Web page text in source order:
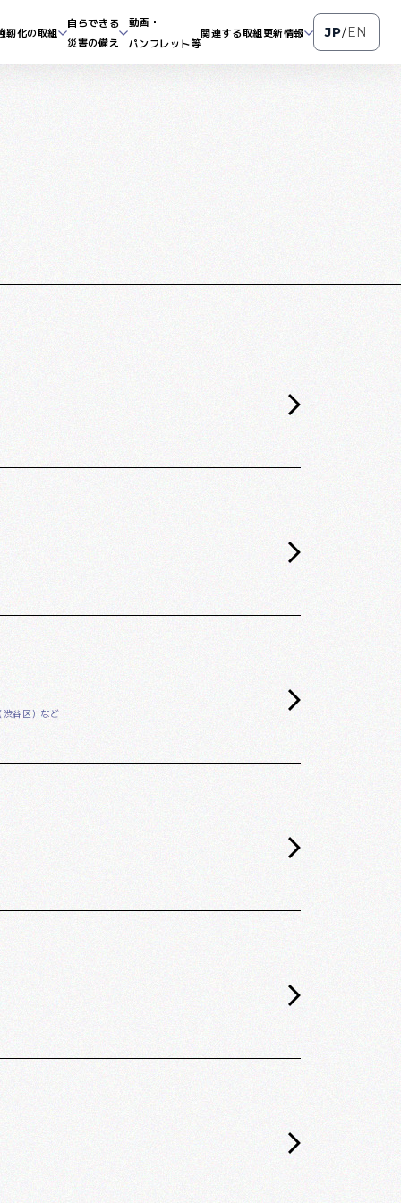
靭化の取組
自らできる
災害の備え
動画・
パンフレット等
関連する取組更新情報 JP/EN
谷区）など